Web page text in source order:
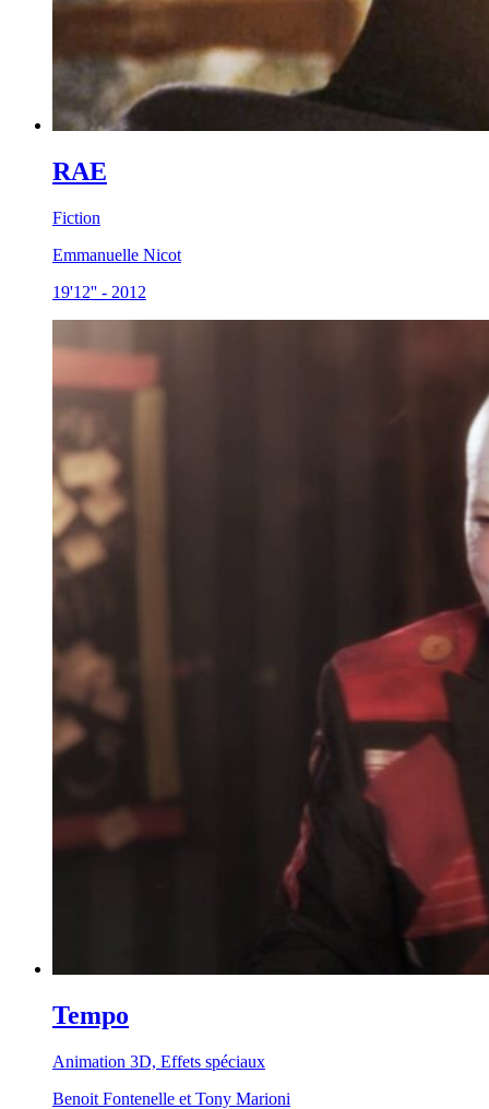
RAE
Fiction
Emmanuelle Nicot
19'12'' - 2012
Tempo
Animation 3D, Effets spéciaux
Benoit Fontenelle et Tony Marioni